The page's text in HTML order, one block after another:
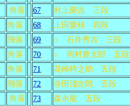
角落 67 村上榮吉 三段
角落 68 上田愛桂 四段
飛落 69 ○ 石井秀吉 三段
角落 70 ○ 岡村豊太郎 五段
角落 71 花崎時之助 五段
飛落 72 寺田淺次郎 五段
角落 73 森永龍 五段